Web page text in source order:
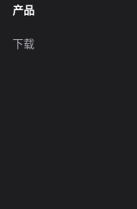
产品
下载